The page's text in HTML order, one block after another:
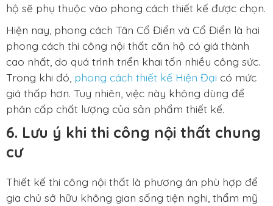
hộ sẽ phụ thuộc vào phong cách thiết kế được chọn.
Hiện nay, phong cách Tân Cổ Điển và Cổ Điển là hai
phong cách thi công nội thất căn hộ có giá thành
cao nhất, do quá trình triển khai tốn nhiều công sức.
Trong khi đó, phong cách thiết kế Hiện Đại có mức
giá thấp hơn. Tuy nhiên, việc này không dùng để
phân cấp chất lượng của sản phẩm thiết kế.
6. Lưu ý khi thi công nội thất chung
cư
Thiết kế thi công nội thất là phương án phù hợp để
gia chủ sở hữu không gian sống tiện nghi, thẩm mỹ